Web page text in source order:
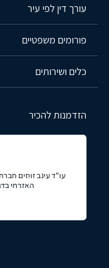
עורך דין לפי עיר
פורומים משפטיים
כלים ושירותים
הזדמנות להכיר
האזרחי